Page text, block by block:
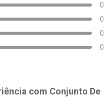
0
0
0
0
com Conjunto De